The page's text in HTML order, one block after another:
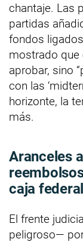
chantaje. Las
partidas
fondos
mostrado que
aprobar, sino
con las
horizonte, la
más.
Aranceles
caja federal
El frente
peligroso—